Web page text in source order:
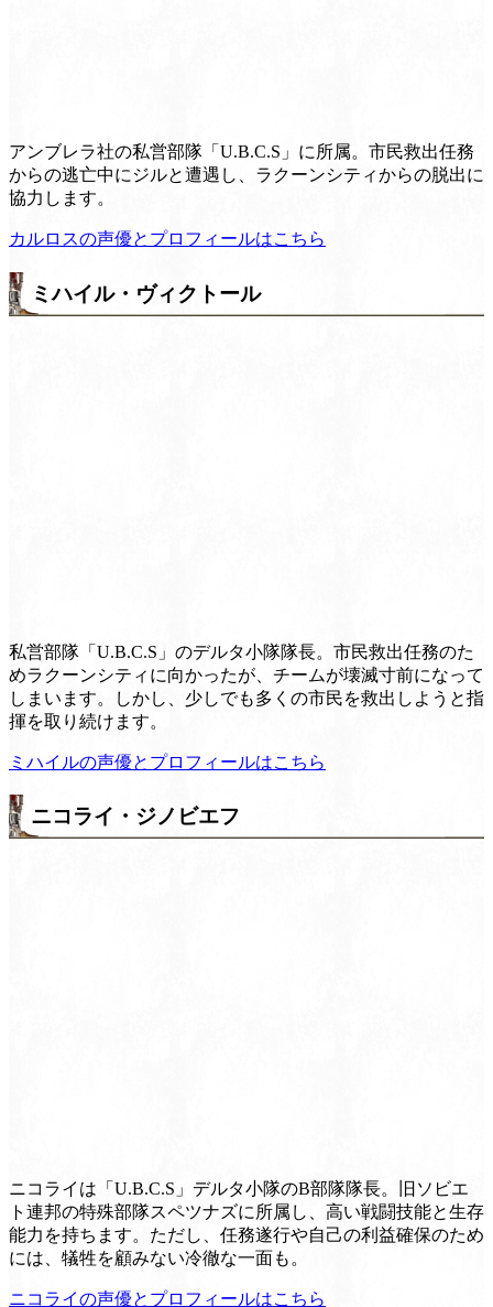
アンブレラ社の私営部隊「U.B.C.S」に所属。市民救出任務
からの逃亡中にジルと遭遇し、ラクーンシティからの脱出に
協力します。
カルロスの声優とプロフィールはこちら
ミハイル・ヴィクトール
私営部隊「U.B.C.S」のデルタ小隊隊長。市民救出任務のた
めラクーンシティに向かったが、チームが壊滅寸前になって
しまいます。しかし、少しでも多くの市民を救出しようと指
揮を取り続けます。
ミハイルの声優とプロフィールはこちら
ニコライ・ジノビエフ
ニコライは「U.B.C.S」デルタ小隊のB部隊隊長。旧ソビエ
ト連邦の特殊部隊スペツナズに所属し、高い戦闘技能と生存
能力を持ちます。ただし、任務遂行や自己の利益確保のため
には、犠牲を顧みない冷徹な一面も。
ニコライの声優とプロフィールはこちら